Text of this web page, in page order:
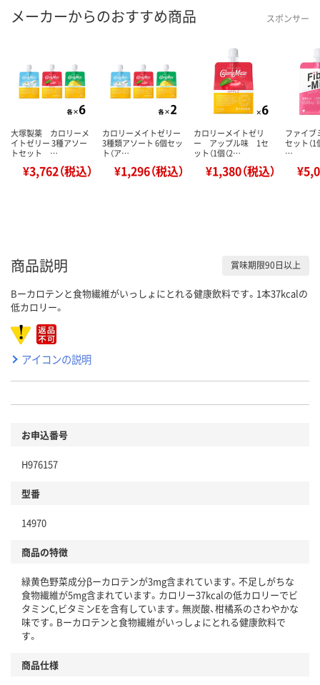
メーカーからのおすすめ商品 スポンサー
大塚製薬 カロリーメ
イトゼリー 3種アソー
トセット …
¥3,762（税込）
カロリーメイトゼリー
3種類アソート 6個セッ
ト（ア…
¥1,296（税込）
カロリーメイトゼリ
ー アップル味 1セ
ット（1個（2…
¥1,380（税込）
ファイブ
セット（1
…
商品説明 賞味期限90日以上
Βーカロテンと食物繊維がいっしょにとれる健康飲料です。1本37kcalの
低カロリー。
アイコンの説明
お申込番号
H976157
型番
14970
商品の特徴
緑黄色野菜成分βーカロテンが3mg含まれています。不足しがちな
食物繊維が5mg含まれています。カロリー37kcalの低カロリーでビ
タミンC,ビタミンEを含有しています。無炭酸、柑橘系のさわやかな
味です。Βーカロテンと食物繊維がいっしょにとれる健康飲料で
す。
商品仕様